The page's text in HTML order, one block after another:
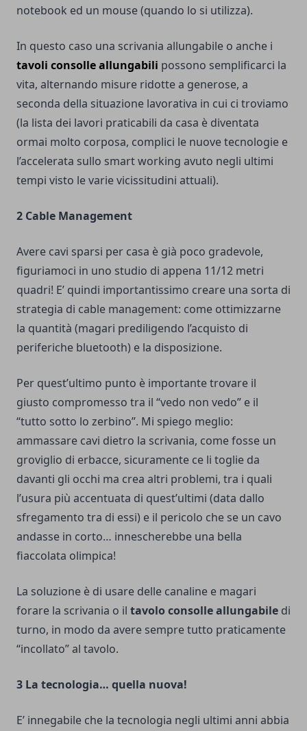
notebook ed un mouse (quando lo si utilizza).
In questo caso una scrivania allungabile o anche i
tavoli consolle allungabili possono semplificarci la
vita, alternando misure ridotte a generose, a
seconda della situazione lavorativa in cui ci troviamo
(la lista dei lavori praticabili da casa è diventata
ormai molto corposa, complici le nuove tecnologie e
l’accelerata sullo smart working avuto negli ultimi
tempi visto le varie vicissitudini attuali).
2 Cable Management
Avere cavi sparsi per casa è già poco gradevole,
figuriamoci in uno studio di appena 11/12 metri
quadri! E’ quindi importantissimo creare una sorta di
strategia di cable management: come ottimizzarne
la quantità (magari prediligendo l’acquisto di
periferiche bluetooth) e la disposizione.
Per quest’ultimo punto è importante trovare il
giusto compromesso tra il “vedo non vedo” e il
“tutto sotto lo zerbino”. Mi spiego meglio:
ammassare cavi dietro la scrivania, come fosse un
groviglio di erbacce, sicuramente ce li toglie da
davanti gli occhi ma crea altri problemi, tra i quali
l’usura più accentuata di quest’ultimi (data dallo
sfregamento tra di essi) e il pericolo che se un cavo
andasse in corto… innescherebbe una bella
fiaccolata olimpica!
La soluzione è di usare delle canaline e magari
forare la scrivania o il tavolo consolle allungabile di
turno, in modo da avere sempre tutto praticamente
“incollato” al tavolo.
3 La tecnologia… quella nuova!
E’ innegabile che la tecnologia negli ultimi anni abbia